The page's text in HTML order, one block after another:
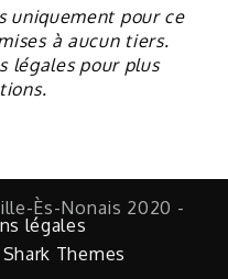
uniquement pour ce
à aucun tiers.
légales pour plus
Ès-Nonais 2020 -
légales
Shark Themes